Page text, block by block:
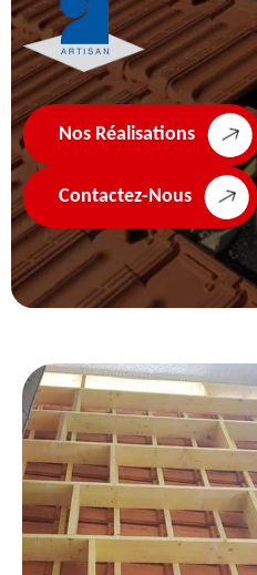
Nos Réalisations
Contactez-Nous